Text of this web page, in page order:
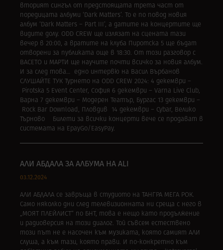
вторият сингъл от предстоящата трета част от
поредицата албуми ‘Dark Matters’. То е по повод новия
албум ‘Dark Matters – Part III’, а датите на концертите ще
видите долу. ODD CREW ще излязат на сцената тази
вечер в 20:00, а вратите на клуба Пиротска 5 ще бъдат
отворени за публиката още в 18:30. От този разговор с
ВАСЕТО и МАРТИ ще научите почти всичко за новия албум.
И за след това… едно интервю на Васил Върбанов
СЛУШАЙТЕ ТУК Турнето на ODD CREW 2024: 4 декември –
Pirotska 5 Event Center, София 6 декември – Varna Live Club,
Варна 7 декември – Модерен Театър, Бургас 13 декември –
Rock Bar Download, Пловдив 14 декември – Cybar, Велико
Търново Билети за всички концерти вече се продават в
системата на EpayGo/EasyPay.
АЛИ АБДАЛА ЗА АЛБУМА НА ALI
03.12.2024
АЛИ АБДАЛА се завръща в студиото на ТАНГРА МЕГА РОК.
Само няколко дни след телевизионната ни среща с него в
„МОЯТ ПЛЕЙЛИСТ“ по БНТ, това е нещо като продължение
и радиоверсия на този диалог. Той съвсем естествено
този път не е насочен към музиката, която самият АЛИ
слуша, а към тази, която прави. И по-конкретно към